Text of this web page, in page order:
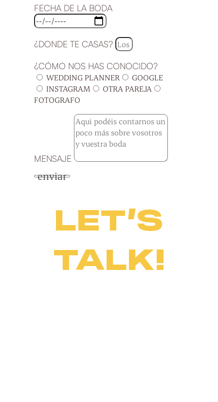
FECHA DE LA BODA
¿DONDE TE CASAS?
¿CÓMO NOS HAS CONOCIDO?
WEDDING PLANNER
GOOGLE
INSTAGRAM
OTRA PAREJA
FOTOGRAFO
MENSAJE
enviar
LET’S
TALK!